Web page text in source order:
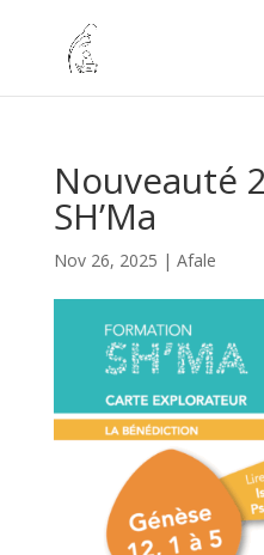
Nouveauté
SH’Ma
Nov 26, 2025 | Afale